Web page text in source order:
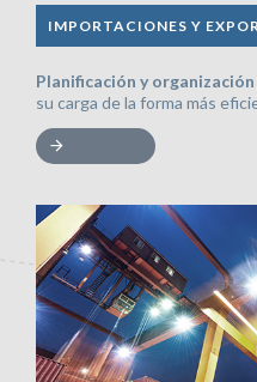
IMPORTACIONES Y
Planificación y organización
su carga de la forma más